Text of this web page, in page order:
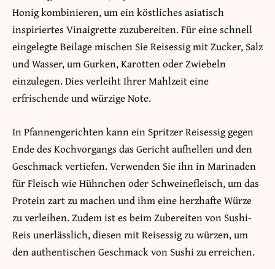
Honig kombinieren, um ein köstliches asiatisch
inspiriertes Vinaigrette zuzubereiten. Für eine schnell
eingelegte Beilage mischen Sie Reisessig mit Zucker, Salz
und Wasser, um Gurken, Karotten oder Zwiebeln
einzulegen. Dies verleiht Ihrer Mahlzeit eine
erfrischende und würzige Note.
In Pfannengerichten kann ein Spritzer Reisessig gegen
Ende des Kochvorgangs das Gericht aufhellen und den
Geschmack vertiefen. Verwenden Sie ihn in Marinaden
für Fleisch wie Hühnchen oder Schweinefleisch, um das
Protein zart zu machen und ihm eine herzhafte Würze
zu verleihen. Zudem ist es beim Zubereiten von Sushi-
Reis unerlässlich, diesen mit Reisessig zu würzen, um
den authentischen Geschmack von Sushi zu erreichen.